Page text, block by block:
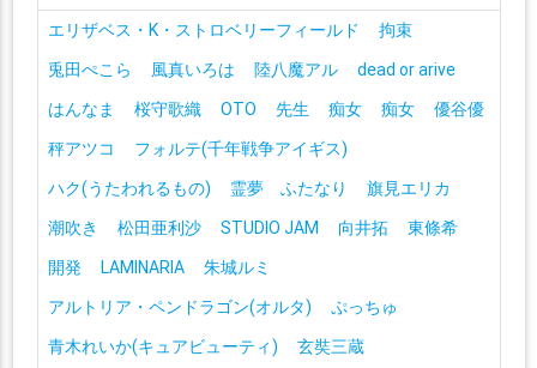
エリザベス・K・ストロベリーフィールド
拘束
兎田ぺこら
風真いろは 陸八魔アル
dead or arive
はんなま
桜守歌織 OTO 先生 痴女 痴女
優谷優
秤アツコ
フォルテ(千年戦争アイギス)
ハク(うたわれるもの)
霊夢 ふたなり
旗見エリカ
潮吹き
松田亜利沙 STUDIO JAM 向井拓
東條希
開発
LAMINARIA
朱城ルミ
アルトリア・ペンドラゴン(オルタ)
ぷっちゅ
青木れいか(キュアビューティ)
玄奘三蔵